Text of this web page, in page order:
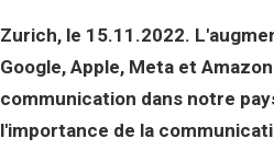
Zurich, le 15.11.2022.
Google, Apple, Meta et
communication dans notre
l'importance de la